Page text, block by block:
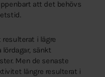
att det behövs
i lägre
sänkt
Men de senaste
längre resulterat i